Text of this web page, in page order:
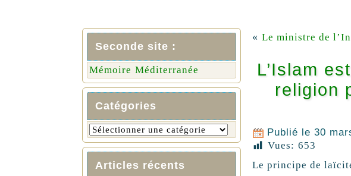
Seconde site :
Mémoire Méditerranée
Catégories
Articles récents
« Le ministre de
L’Islam
religion
Publié le 30
Vues: 653
Le principe de